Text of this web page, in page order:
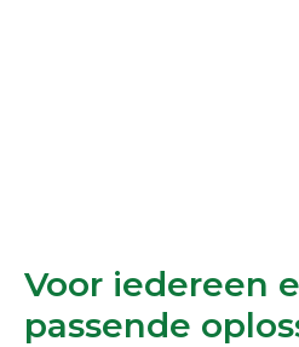
Voor iedereen
passende